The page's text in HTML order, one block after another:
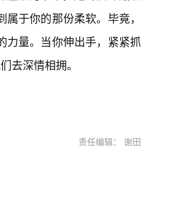
于你的那份柔软。毕竟，
力量。当你伸出手，紧紧抓
去深情相拥。
责任编辑： 谢田